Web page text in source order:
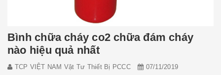
Bình chữa cháy co2 chữa đám cháy
nào hiệu quả nhất
TCP VIỆT NAM Vật Tư Thiết Bị PCCC 07/11/2019